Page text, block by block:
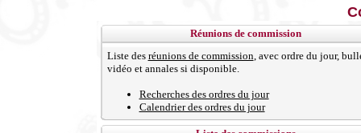
Réunions de commission
Liste des réunions de commission, avec ordre du jour,
vidéo et annales si disponible.
Recherches des ordres du jour
Calendrier des ordres du jour